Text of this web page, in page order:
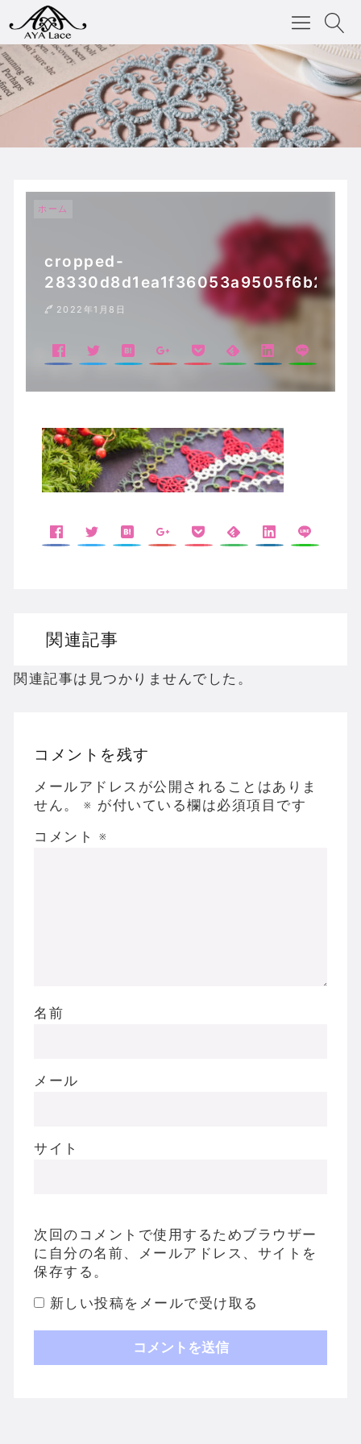
ホーム
cropped-
2022年1月8日
関連記事
関連記事は見つかりませんでした。
コメントを残す
メールアドレスが公開されることはありま
せん。
※ が付いている欄は必須項目です
コメント ※
名前
メール
サイト
次回のコメントで使用するためブラウザー
に自分の名前、メールアドレス、サイトを
保存する。
新しい投稿をメールで受け取る